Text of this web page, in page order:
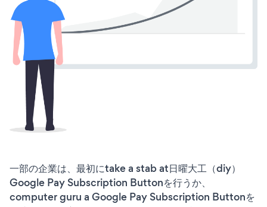
一部の企業は、最初にtake a stab at日曜大工（diy）
Google Pay Subscription Buttonを行うか、
computer guru a Google Pay Subscription Buttonを